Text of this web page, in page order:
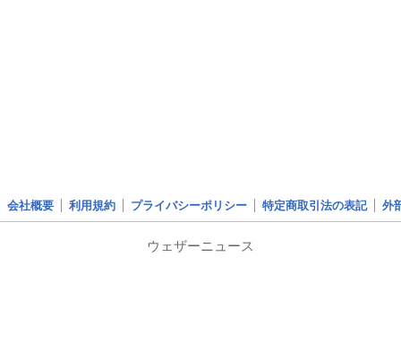
会社概要 利用規約 プライバシーポリシー 特定商取引法の表記 外
ウェザーニュース